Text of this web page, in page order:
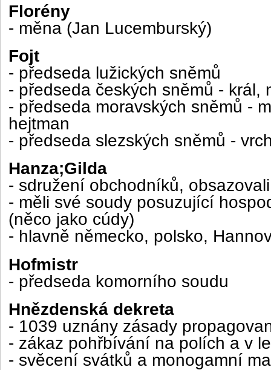
Florény
- měna (Jan Lucemburský)
Fojt
- předseda lužických sněmů
- předseda českých sněmů - král,
- předseda moravských sněmů -
hejtman
- předseda slezských sněmů -
Hanza;Gilda
- sdružení obchodníků,
- měli své soudy posuzující
(něco jako cúdy)
- hlavně německo, polsko,
Hofmistr
- předseda komorního soudu
Hnězdenská dekreta
- 1039 uznány zásady
- zákaz pohřbívání na polích a v
- svěcení svátků a monogamní